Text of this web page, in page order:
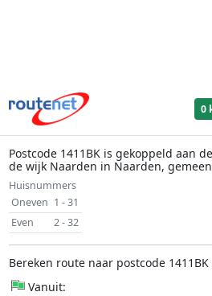
0
Postcode 1411BK is gekoppeld aan
de wijk Naarden in Naarden,
Huisnummers
Oneven 1 - 31
Even
2 - 32
Bereken route naar postcode 1411BK
Vanuit: